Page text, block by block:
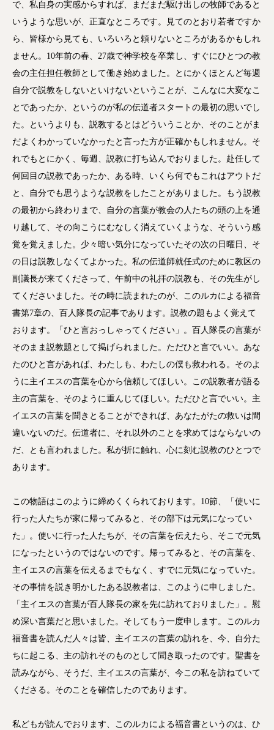
で、私自身の実感からすれば、まだまだ駆け出しの牧師であると
いうような思いが、正直なところです。見てのとおり若者ですか
ら、皆様から見ても、いろいろと頼りないところがあるかもしれ
ません。10年前の春、27歳で神学校を卒業し、すぐにひとつの教
会の主任担任教師として働き始めました。とにかくほとんど毎週
自分で説教をしないといけないということが、こんなに大変なこ
とであったか、というのが私の伝道者スタートの最初の思いでし
た。というよりも、説教するとはどういうことか、そのことがま
だよくわかっていなかったと言った方が正確かもしれません。そ
れでもとにかく、毎週、説教に打ち込んでおりました。赴任して
何回目の説教であったか、ある時、いくら何でもこれはアウトだ
と、自分でも思うような説教をしたことがありました。もう説教
の最初から終わりまで、自分の言葉が教会の人たちの頭の上を通
り越して、その向こうにむなしく消えていくような、そういう感
覚を覚えました。少々暗い気分になっていたその次の日曜日、そ
の日は説教しなくてよかった。私の伝道師就任式のために教区の
副議長が来てくださって、午前中の礼拝の説教も、その先生がし
てくださいました。その時に読まれたのが、このルカによる福音
書第7章の、百人隊長の記事であります。説教の題もよく覚えて
おります。「ひと言おっしゃってください」。百人隊長の言葉が
そのまま説教題として掲げられました。ただひと言でいい。あな
たのひと言があれば、わたしも、わたしの僕も救われる。そのよ
うに主イエスの言葉を心から信頼してほしい。この説教者が語る
主の言葉を、そのように重んじてほしい。ただひと言でいい。主
イエスの言葉を聞きとることができれば、あなたがたの救いは間
違いないのだ。伝道者に、それ以外のことを求めてはならないの
だ、とも言われました。私が折に触れ、心に刻む説教のひとつで
あります。
この物語はこのように締めくくられております。10節、「使いに
行った人たちが家に帰ってみると、その部下は元気になってい
た」。使いに行った人たちが、その言葉を伝えたら、そこで元気
になったというのではないのです。帰ってみると、その言葉を、
主イエスの言葉を伝えるまでもなく、すでに元気になっていた。
その事情を説き明かしたある説教者は、このように申しました。
「主イエスの言葉が百人隊長の家を先に訪れておりました」。慰
め深い言葉だと思いました。そしてもう一度申します。このルカ
福音書を読んだ人々は皆、主イエスの言葉の訪れを、今、自分た
ちに起こる、主の訪れそのものとして聞き取ったのです。聖書を
読みながら、そうだ、主イエスの言葉が、今この私を訪ねていて
くださる。そのことを確信したのであります。
私どもが読んでおります、このルカによる福音書というのは、ひ